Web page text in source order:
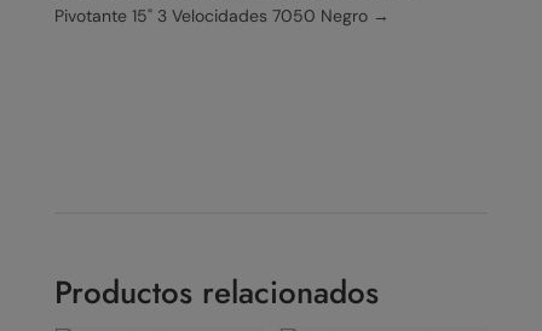
Pivotante 15" 3 Velocidades 7050 Negro→
Productos relacionados